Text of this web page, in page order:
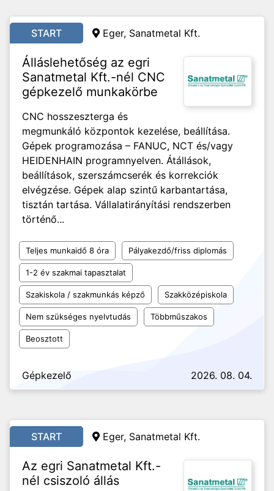
START Eger, Sanatmetal Kft.
Álláslehetőség az egri
Sanatmetal Kft.-nél CNC
gépkezelő munkakörbe
CNC hosszeszterga és
megmunkáló központok kezelése, beállítása.
Gépek programozása – FANUC, NCT és/vagy
HEIDENHAIN programnyelven. Átállások,
beállítások, szerszámcserék és korrekciók
elvégzése. Gépek alap szintű karbantartása,
tisztán tartása. Vállalatirányítási rendszerben
történő...
Teljes munkaidő 8 óra Pályakezdő/friss diplomás
1-2 év szakmai tapasztalat
Szakiskola / szakmunkás képző Szakközépiskola
Nem szükséges nyelvtudás Többműszakos
Beosztott
Gépkezelő 2026. 08. 04.
START Eger, Sanatmetal Kft.
Az egri Sanatmetal Kft.-
nél csiszoló állás